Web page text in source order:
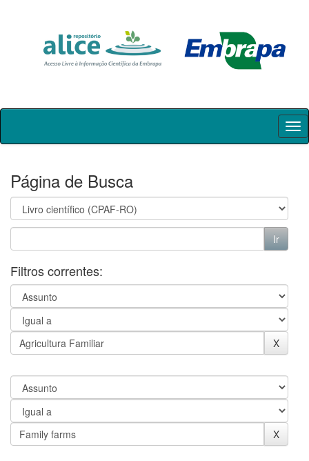
Skip
Página de Busca
Filtros correntes: